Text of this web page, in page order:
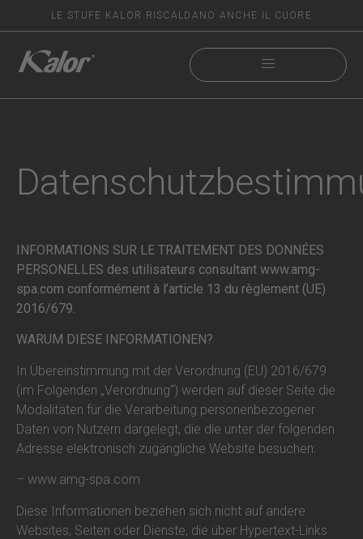
LE STUFE KALOR RISCALDANO ANCHE IL CUORE
INFORMATIONS SUR LE TRAITEMENT DES DONNÉES
PERSONELLES des utilisateurs consultant www.amg-
spa.com conformément à l’article 13 du règlement (UE)
2016/679.
WARUM DIESE INFORMATIONEN?
In Übereinstimmung mit der Verordnung (EU) 2016/679
(im Folgenden „Verordnung“) werden auf dieser Seite die
Modalitäten für die Verarbeitung personenbezogener
Daten von Nutzern dargelegt, die die unter der folgenden
Adresse elektronisch zugängliche Website besuchen:
– www.amg-spa.com
Diese Informationen beziehen sich nicht auf andere
Websites, Seiten oder Dienste, die über Hypertext-Links